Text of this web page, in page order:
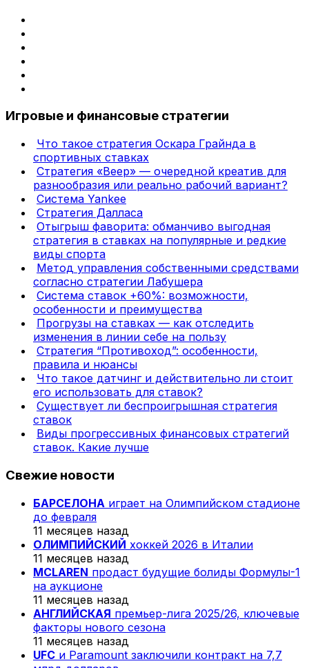
Игровые и финансовые стратегии
Что такое стратегия Оскара Грайнда в
спортивных ставках
Стратегия «Веер» — очередной креатив для
разнообразия или реально рабочий вариант?
Система Yankee
Стратегия Далласа
Отыгрыш фаворита: обманчиво выгодная
стратегия в ставках на популярные и редкие
виды спорта
Метод управления собственными средствами
согласно стратегии Лабушера
Система ставок +60%: возможности,
особенности и преимущества
Прогрузы на ставках — как отследить
изменения в линии себе на пользу
Стратегия “Противоход”: особенности,
правила и нюансы
Что такое датчинг и действительно ли стоит
его использовать для ставок?
Существует ли беспроигрышная стратегия
ставок
Виды прогрессивных финансовых стратегий
ставок. Какие лучше
Свежие новости
БАРСЕЛОНА играет на Олимпийском стадионе
до февраля
11 месяцев назад
ОЛИМПИЙСКИЙ хоккей 2026 в Италии
11 месяцев назад
MCLAREN продаст будущие болиды Формулы-1
на аукционе
11 месяцев назад
АНГЛИЙСКАЯ премьер-лига 2025/26, ключевые
факторы нового сезона
11 месяцев назад
UFC и Paramount заключили контракт на 7,7